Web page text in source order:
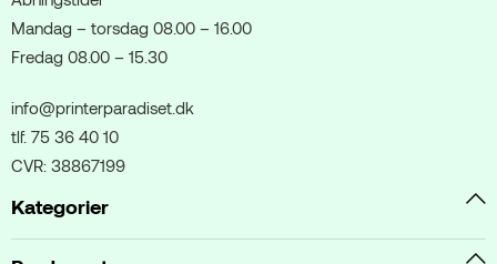
Mandag – torsdag 08.00 – 16.00
Fredag 08.00 – 15.30
info@printerparadiset.dk
tlf. 75 36 40 10
CVR: 38867199
Kategorier